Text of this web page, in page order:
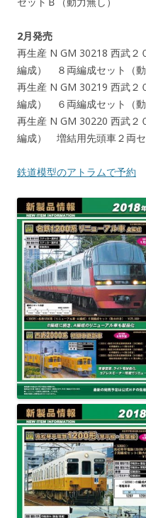
2月発売
再生産 N GM 30218 西武
編成） ８両編成セット（動
再生産 N GM 30219 西武
編成） ６両編成セット（動
再生産 N GM 30220 西武
編成） 増結用先頭車２両セ
鉄道模型のアトラムで予約